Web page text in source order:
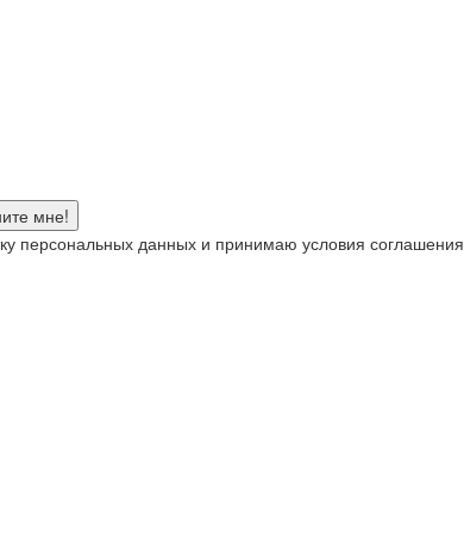
персональных данных и принимаю условия соглашения